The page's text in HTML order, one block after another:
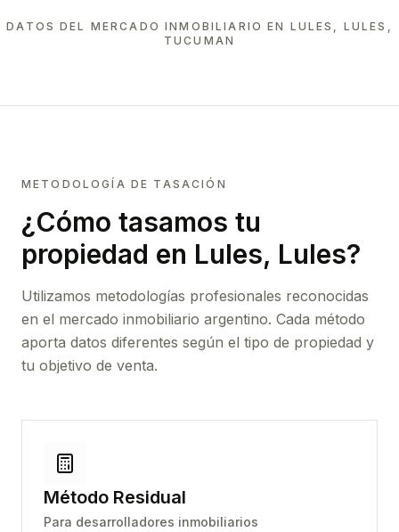
DATOS DEL MERCADO INMOBILIARIO EN LULES, LULES,
TUCUMAN
METODOLOGÍA DE TASACIÓN
¿Cómo tasamos tu
propiedad en Lules, Lules?
Utilizamos metodologías profesionales reconocidas
en el mercado inmobiliario argentino. Cada método
aporta datos diferentes según el tipo de propiedad y
tu objetivo de venta.
Método Residual
Para desarrolladores inmobiliarios